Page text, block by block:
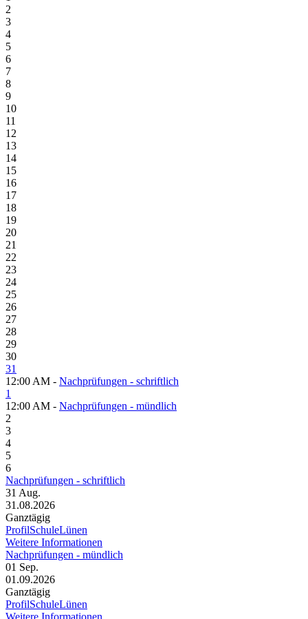
2
3
4
5
6
7
8
9
10
11
12
13
14
15
16
17
18
19
20
21
22
23
24
25
26
27
28
29
30
31
12:00 AM - Nachprüfungen - schriftlich
1
12:00 AM - Nachprüfungen - mündlich
2
3
4
5
6
Nachprüfungen - schriftlich
31 Aug.
31.08.2026
Ganztägig
ProfilSchuleLünen
Weitere Informationen
Nachprüfungen - mündlich
01 Sep.
01.09.2026
Ganztägig
ProfilSchuleLünen
Weitere Informationen